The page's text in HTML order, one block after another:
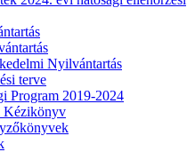
Nyilvántartás
terve
Program 2019-2024
Kézikönyv